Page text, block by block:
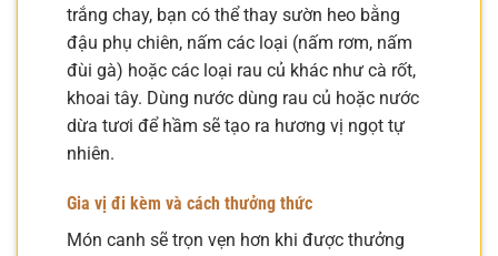
trắng chay, bạn có thể thay sườn heo bằng
đậu phụ chiên, nấm các loại (nấm rơm, nấm
đùi gà) hoặc các loại rau củ khác như cà rốt,
khoai tây. Dùng nước dùng rau củ hoặc nước
dừa tươi để hầm sẽ tạo ra hương vị ngọt tự
nhiên.
Gia vị đi kèm và cách thưởng thức
Món canh sẽ trọn vẹn hơn khi được thưởng